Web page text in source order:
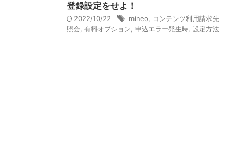
登録設定をせよ！
2022/10/22 mineo
コンテンツ利用請求先
照会 有料オプション 申込エラー発生時 設定方法